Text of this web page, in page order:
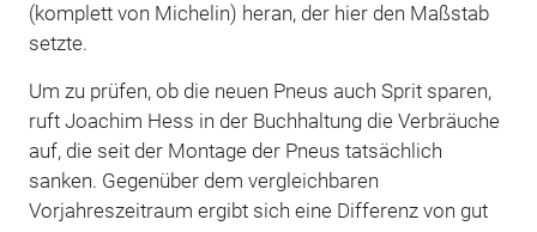
(komplett von Michelin) heran, der hier den Maßstab
setzte.
Um zu prüfen, ob die neuen Pneus auch Sprit sparen,
ruft Joachim Hess in der Buchhaltung die Verbräuche
auf, die seit der Montage der Pneus tatsächlich
sanken. Gegenüber dem vergleichbaren
Vorjahreszeitraum ergibt sich eine Differenz von gut